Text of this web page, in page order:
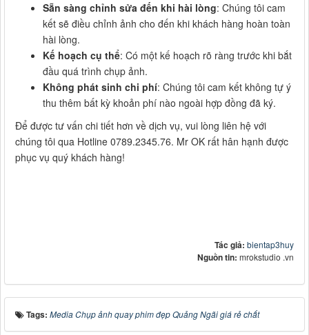
Sẵn sàng chỉnh sửa đến khi hài lòng: Chúng tôi cam
kết sẽ điều chỉnh ảnh cho đến khi khách hàng hoàn toàn
hài lòng.
Kế hoạch cụ thể: Có một kế hoạch rõ ràng trước khi bắt
đầu quá trình chụp ảnh.
Không phát sinh chi phí: Chúng tôi cam kết không tự ý
thu thêm bất kỳ khoản phí nào ngoài hợp đồng đã ký.
Để được tư vấn chi tiết hơn về dịch vụ, vui lòng liên hệ với
chúng tôi qua Hotline 0789.2345.76. Mr OK rất hân hạnh được
phục vụ quý khách hàng!
Tác giả: bientap3huy
Nguồn tin: mrokstudio .vn
Tags: Media Chụp ảnh quay phim đẹp Quảng Ngãi giá rẻ chất